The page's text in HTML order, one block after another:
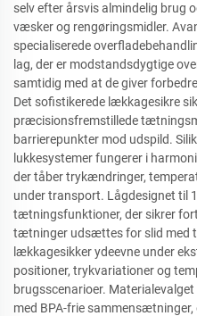
selv efter årsvis almindelig brug
væsker og rengøringsmidler.
specialiserede
lag, der er modstandsdygtige
samtidig med at de giver
Det sofistikerede lækkagesikre
præcisionsfremstillede
barrierepunkter mod udspild.
lukkesystemer fungerer i
der tåber trykændringer,
under transport. Lågdesignet til
tætningsfunktioner, der sikrer
tætninger udsættes for slid med
lækkagesikker ydeevne under
positioner, trykvariationer og
brugsscenarioer.
med BPA-frie